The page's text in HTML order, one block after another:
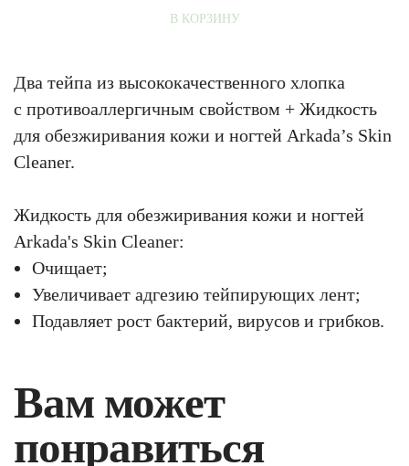
В КОРЗИНУ
Два тейпа из высококачественного хлопка
с противоаллергичным свойством + Жидкость
для обезжиривания кожи и ногтей Arkada’s Skin
Cleaner.
Жидкость для обезжиривания кожи и ногтей
Arkada's Skin Cleaner:
Очищает;
Увеличивает адгезию тейпирующих лент;
Подавляет рост бактерий, вирусов и грибков.
Вам может
понравиться